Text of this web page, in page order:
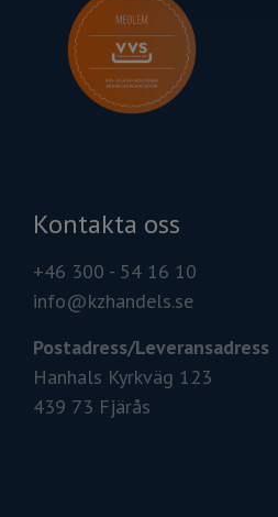
Kontakta oss
+46 300 - 54 16 10
info@kzhandels.se
Postadress/Leveransadress
Hanhals Kyrkväg 123
439 73 Fjärås